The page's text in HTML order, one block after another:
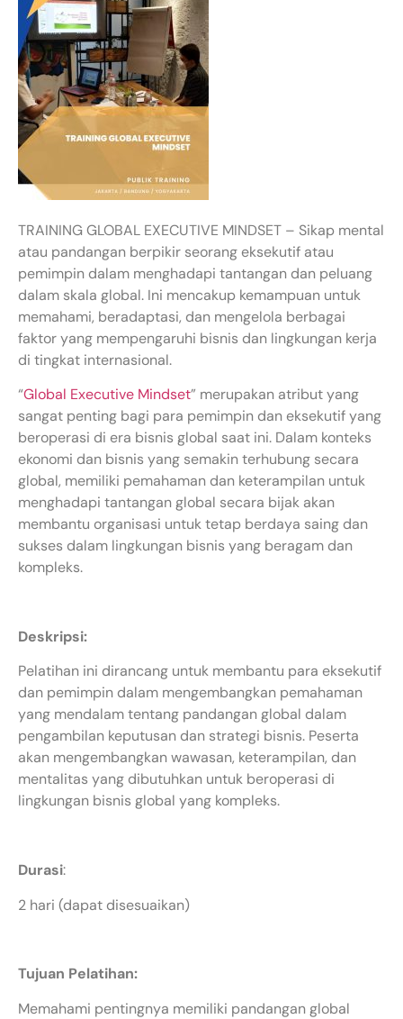
TRAINING GLOBAL EXECUTIVE MINDSET – Sikap mental
atau pandangan berpikir seorang eksekutif atau
pemimpin dalam menghadapi tantangan dan peluang
dalam skala global. Ini mencakup kemampuan untuk
memahami, beradaptasi, dan mengelola berbagai
faktor yang mempengaruhi bisnis dan lingkungan kerja
di tingkat internasional.
“Global Executive Mindset” merupakan atribut yang
sangat penting bagi para pemimpin dan eksekutif yang
beroperasi di era bisnis global saat ini. Dalam konteks
ekonomi dan bisnis yang semakin terhubung secara
global, memiliki pemahaman dan keterampilan untuk
menghadapi tantangan global secara bijak akan
membantu organisasi untuk tetap berdaya saing dan
sukses dalam lingkungan bisnis yang beragam dan
kompleks.
Deskripsi:
Pelatihan ini dirancang untuk membantu para eksekutif
dan pemimpin dalam mengembangkan pemahaman
yang mendalam tentang pandangan global dalam
pengambilan keputusan dan strategi bisnis. Peserta
akan mengembangkan wawasan, keterampilan, dan
mentalitas yang dibutuhkan untuk beroperasi di
lingkungan bisnis global yang kompleks.
Durasi:
2 hari (dapat disesuaikan)
Tujuan Pelatihan:
Memahami pentingnya memiliki pandangan global